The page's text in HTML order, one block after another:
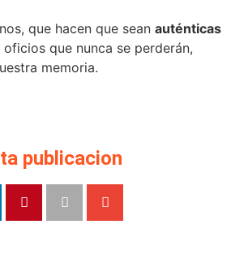
que hacen que sean auténticas
oficios que nunca se perderán,
memoria.
publicacion